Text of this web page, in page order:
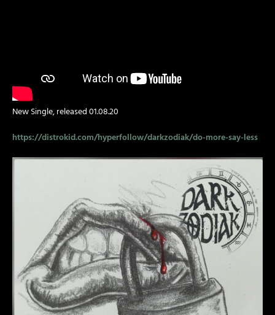
New Single, released 01.08.20
https://distrokid.com/hyperfollow/darkzodiak/do-more-say-less